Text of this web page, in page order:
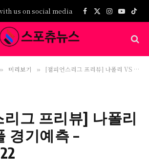
us on social media Facebook
X
Instagram
» 미리보기 » [챔피언스리그 프리뷰] 나폴리 VS 리버풀 경기예측 – 07/09/2022
그 프리뷰] 나폴리
경기예측 –